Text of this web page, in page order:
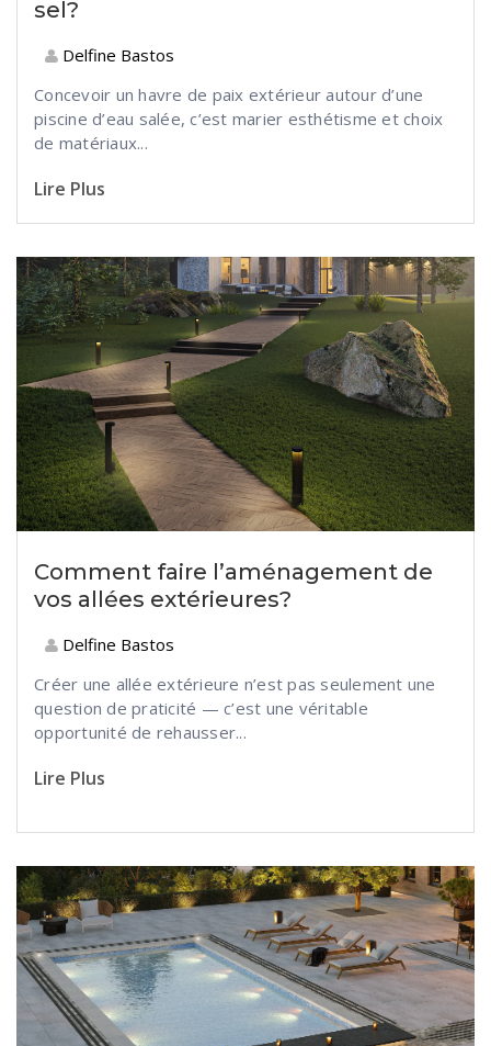
sel?
Delfine Bastos
Concevoir un havre de paix extérieur autour d’une
piscine d’eau salée, c’est marier esthétisme et choix
de matériaux...
Lire Plus
Comment faire l’aménagement de
vos allées extérieures?
Delfine Bastos
Créer une allée extérieure n’est pas seulement une
question de praticité — c’est une véritable
opportunité de rehausser...
Lire Plus